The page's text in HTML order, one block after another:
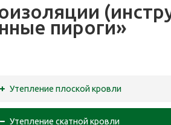
пироги»
Утепление плоской кровли
Утепление скатной кровли